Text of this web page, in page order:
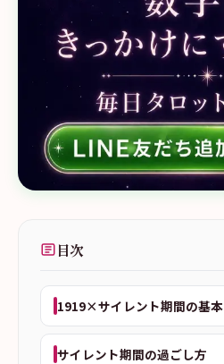
目次
1919×サイレント期間の基本
サイレント期間の過ごし方